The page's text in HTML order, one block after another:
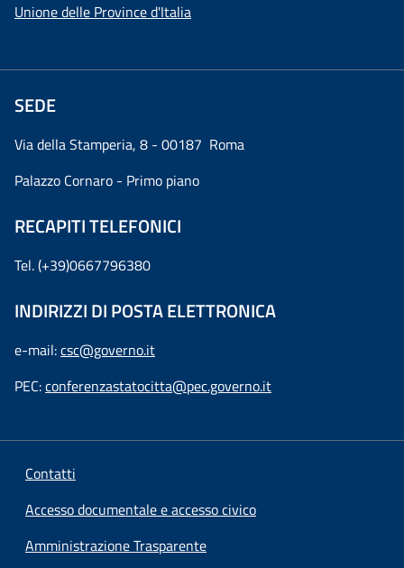
Unione delle Province d'Italia
SEDE
Via della Stamperia, 8 - 00187 Roma
Palazzo Cornaro - Primo piano
RECAPITI TELEFONICI
Tel. (+39)0667796380
INDIRIZZI DI POSTA ELETTRONICA
e-mail:csc@governo.it
PEC:conferenzastatocitta@pec.governo.it
Contatti
Accesso documentale e accesso civico
Amministrazione Trasparente